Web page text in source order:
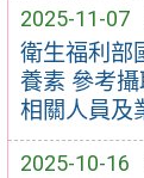
2025-11-07
衛生福利部
養素 參考
相關人員及
2025-10-16